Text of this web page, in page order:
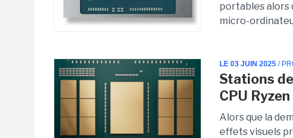
portables alors
micro-
LE 03 JUIN 2025 /
Stations
CPU
Alors que la
effets visuels